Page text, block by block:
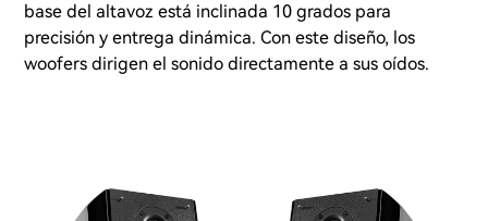
base del altavoz está inclinada 10 grados para
precisión y entrega dinámica. Con este diseño, los
woofers dirigen el sonido directamente a sus oídos.